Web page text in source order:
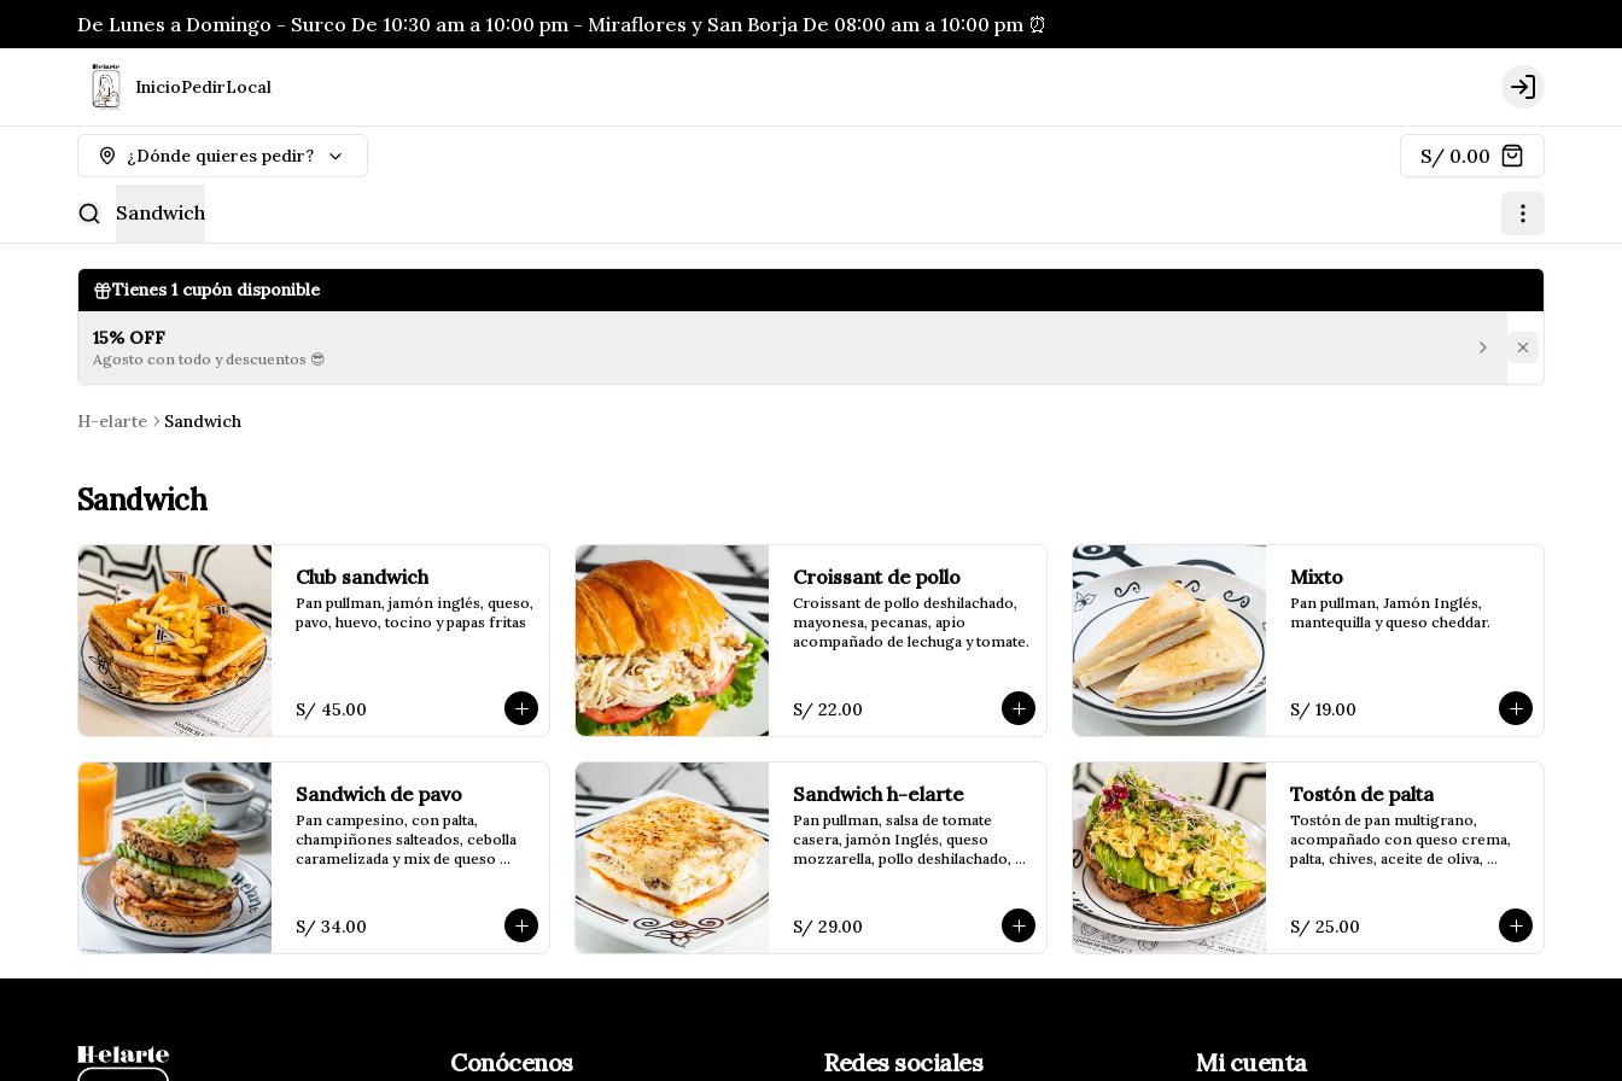
De Lunes a Domingo - Surco De 10:30 am a 10:00 pm - Miraflores y San Borja De 08:00 am a 10:00 pm ⏰
InicioPedirLocal Login
¿Dónde quieres pedir? S/ 0.00
Sandwich
Tienes1 cupón disponible
15% OFF
Agosto con todo y descuentos 😎
H-elarte Sandwich
Sandwich
Club sandwich
Pan pullman, jamón inglés, queso,
pavo, huevo, tocino y papas fritas
S/ 45.00
Croissant de pollo
Croissant de pollo deshilachado,
mayonesa, pecanas, apio
acompañado de lechuga y tomate.
S/ 22.00
Mixto
Pan pullman, Jamón Inglés,
mantequilla y queso cheddar.
S/ 19.00
Sandwich de pavo
Pan campesino, con palta,
champiñones salteados, cebolla
caramelizada y mix de queso
S/ 34.00
Sandwich h-elarte
Pan pullman, salsa de tomate
casera, jamón Inglés, queso
mozzarella, pollo deshilachado,
S/ 29.00
Tostón de palta
Tostón de pan multigrano,
acompañado con queso crema,
palta, chives, aceite de oliva,
S/ 25.00
Conócenos Redes sociales Mi cuenta